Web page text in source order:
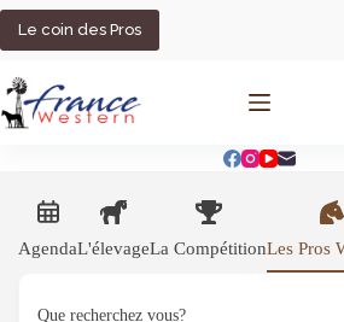
Passer
contenu
Le coin des Pros
AgendaL'élevageLa CompétitionLes Pros
Que recherchez vous?